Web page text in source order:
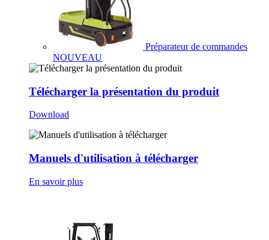
Préparateur de commandes
NOUVEAU
Télécharger la présentation du produit
Download
Manuels d'utilisation à télécharger
En savoir plus